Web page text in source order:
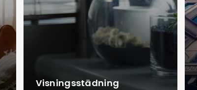
Visningsstädning